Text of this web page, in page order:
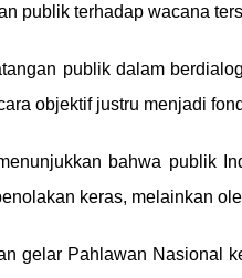
publik terhadap wacana
publik dalam
objektif justru menjadi
bahwa publik
keras, melainkan
gelar Pahlawan Nasional